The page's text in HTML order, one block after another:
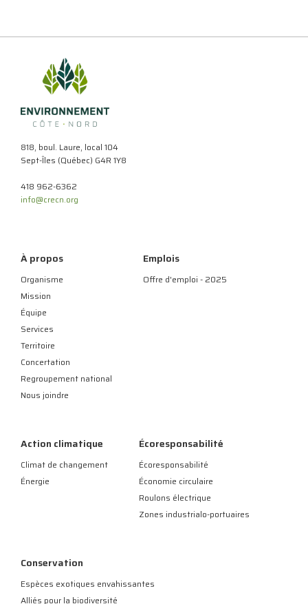
818, boul. Laure, local 104
Sept-Îles (Québec) G4R 1Y8
418 962-6362
info@crecn.org
À propos
Organisme
Mission
Équipe
Services
Territoire
Concertation
Regroupement national
Nous joindre
Emplois
Offre d'emploi - 2025
Action climatique
Climat de changement
Énergie
Écoresponsabilité
Écoresponsabilité
Économie circulaire
Roulons électrique
Zones industrialo-portuaires
Conservation
Espèces exotiques envahissantes
Alliés pour la biodiversité